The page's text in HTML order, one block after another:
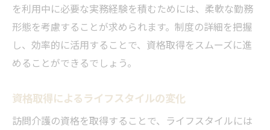
を利用中に必要な実務経験を積むためには、柔軟な勤務
形態を考慮することが求められます。制度の詳細を把握
し、効率的に活用することで、資格取得をスムーズに進
めることができるでしょう。
資格取得によるライフスタイルの変化
訪問介護の資格を取得することで、ライフスタイルには